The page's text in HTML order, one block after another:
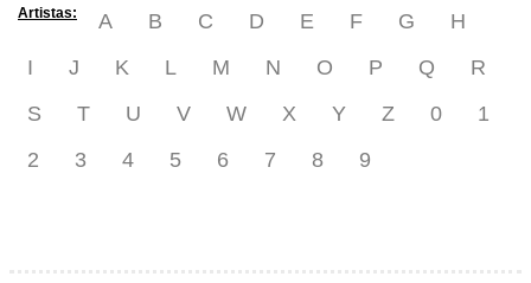
Artistas: A B C D E F G
H
I
J K L M N O P Q
R
S
T U V W X Y Z 0
1
2
3 4 5 6 7 8 9